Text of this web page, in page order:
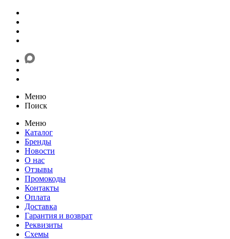
Меню
Поиск
Меню
Каталог
Бренды
Новости
О нас
Отзывы
Промокоды
Контакты
Оплата
Доставка
Гарантия и возврат
Реквизиты
Схемы